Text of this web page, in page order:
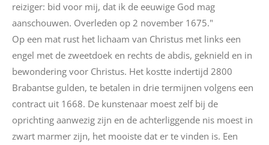
reiziger: bid voor mij, dat ik de eeuwige God mag
aanschouwen. Overleden op 2 november 1675."
Op een mat rust het lichaam van Christus met links een
engel met de zweetdoek en rechts de abdis, geknield en in
bewondering voor Christus. Het kostte indertijd 2800
Brabantse gulden, te betalen in drie termijnen volgens een
contract uit 1668. De kunstenaar moest zelf bij de
oprichting aanwezig zijn en de achterliggende nis moest in
zwart marmer zijn, het mooiste dat er te vinden is. Een